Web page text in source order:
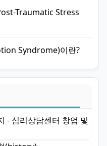
Traumatic Stress
Syndrome)이란?